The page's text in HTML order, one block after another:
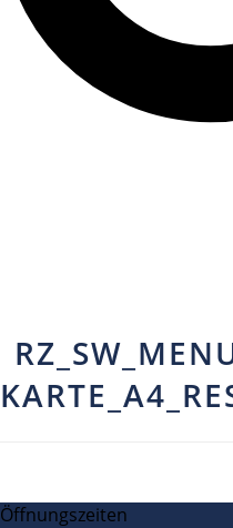
Öffnungszeiten